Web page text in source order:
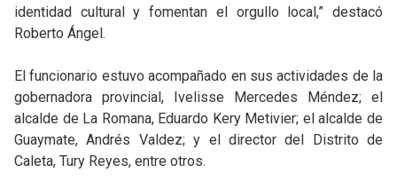
identidad cultural y fomentan el orgullo local,” destacó
Roberto Ángel.
El funcionario estuvo acompañado en sus actividades de la
gobernadora provincial, Ivelisse Mercedes Méndez; el
alcalde de La Romana, Eduardo Kery Metivier; el alcalde de
Guaymate, Andrés Valdez; y el director del Distrito de
Caleta, Tury Reyes, entre otros.